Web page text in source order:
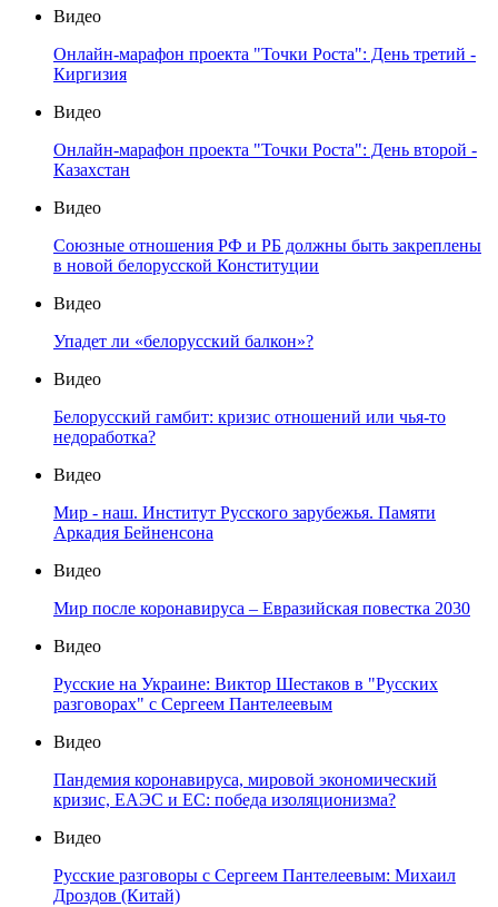
Видео
Онлайн-марафон проекта "Точки Роста": День третий -
Киргизия
Видео
Онлайн-марафон проекта "Точки Роста": День второй -
Казахстан
Видео
Союзные отношения РФ и РБ должны быть закреплены
в новой белорусской Конституции
Видео
Упадет ли «белорусский балкон»?
Видео
Белорусский гамбит: кризис отношений или чья-то
недоработка?
Видео
Мир - наш. Институт Русского зарубежья. Памяти
Аркадия Бейненсона
Видео
Мир после коронавируса – Евразийская повестка 2030
Видео
Русские на Украине: Виктор Шестаков в "Русских
разговорах" с Сергеем Пантелеевым
Видео
Пандемия коронавируса, мировой экономический
кризис, ЕАЭС и ЕС: победа изоляционизма?
Видео
Русские разговоры с Сергеем Пантелеевым: Михаил
Дроздов (Китай)